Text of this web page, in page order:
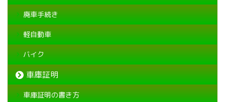
廃車手続き
軽自動車
バイク
車庫証明
車庫証明の書き方